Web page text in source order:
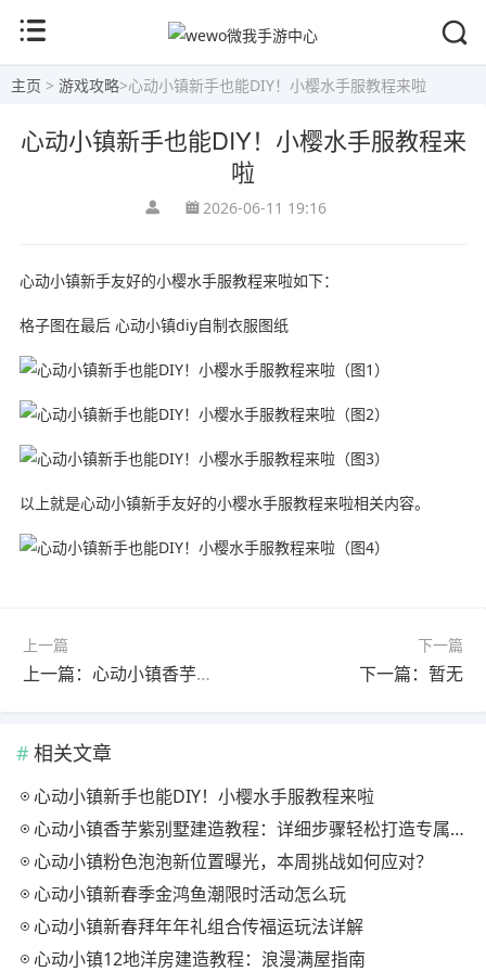
主页 > 游戏攻略>心动小镇新手也能DIY！小樱水手服教程来啦
心动小镇新手也能DIY！小樱水手服教程来
啦
2026-06-11 19:16
心动小镇新手友好的小樱水手服教程来啦如下：
格子图在最后 心动小镇diy自制衣服图纸
以上就是心动小镇新手友好的小樱水手服教程来啦相关内容。
上一篇
上一篇：心动小镇香芋紫别墅建造教程：详细步骤轻松打造专属家园
下一篇
下一篇：暂无
相关文章
心动小镇新手也能DIY！小樱水手服教程来啦
心动小镇香芋紫别墅建造教程：详细步骤轻松打造专属家园
心动小镇粉色泡泡新位置曝光，本周挑战如何应对？
心动小镇新春季金鸿鱼潮限时活动怎么玩
心动小镇新春拜年年礼组合传福运玩法详解
心动小镇12地洋房建造教程：浪漫满屋指南